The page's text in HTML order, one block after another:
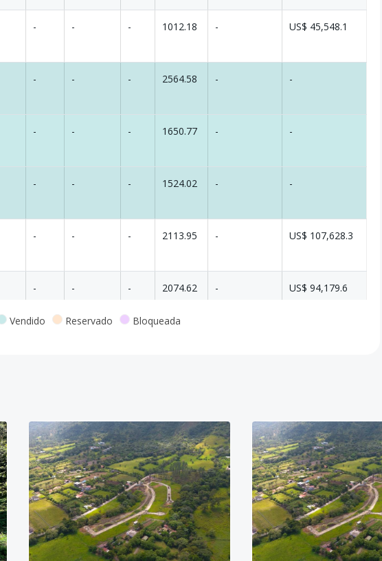
- - - 1012.18 - US$ 45,548.1
- - - 2564.58 - -
- - - 1650.77 - -
- - - 1524.02 - -
- - - 2113.95 - US$ 107,628.3
- - - 2074.62 - US$ 94,179.6
- - - 860.05 - US$ 38,702.25
- - - 7346.07 - -
- - - 1951.01 - -
Vendido Reservado Bloqueada